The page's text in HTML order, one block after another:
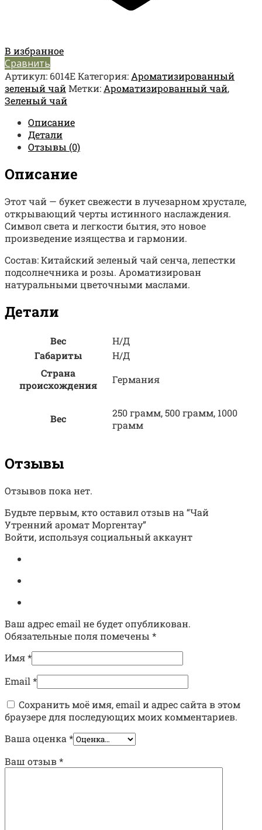
В избранное
Сравнить
Артикул: 6014ЕКатегория: Ароматизированный
зеленый чай Метки: Ароматизированный чай,
Зеленый чай
Описание
Детали
Отзывы (0)
Описание
Этот чай — букет свежести в лучезарном хрустале,
открывающий черты истинного наслаждения.
Символ света и легкости бытия, это новое
произведение изящества и гармонии.
Состав: Китайский зеленый чай сенча, лепестки
подсолнечника и розы. Ароматизирован
натуральными цветочными маслами.
Детали
Вес
Н/Д
Габариты
Н/Д
Страна
происхождения
Германия
Вес
250 грамм, 500 грамм, 1000
грамм
Отзывы
Отзывов пока нет.
Будьте первым, кто оставил отзыв на “Чай
Утренний аромат Моргентау”
Войти, используя социальный аккаунт
Ваш адрес email не будет опубликован.
Обязательные поля помечены *
Имя*
Email *
Сохранить моё имя, email и адрес сайта в этом
браузере для последующих моих комментариев.
Ваша оценка *
Ваш отзыв*